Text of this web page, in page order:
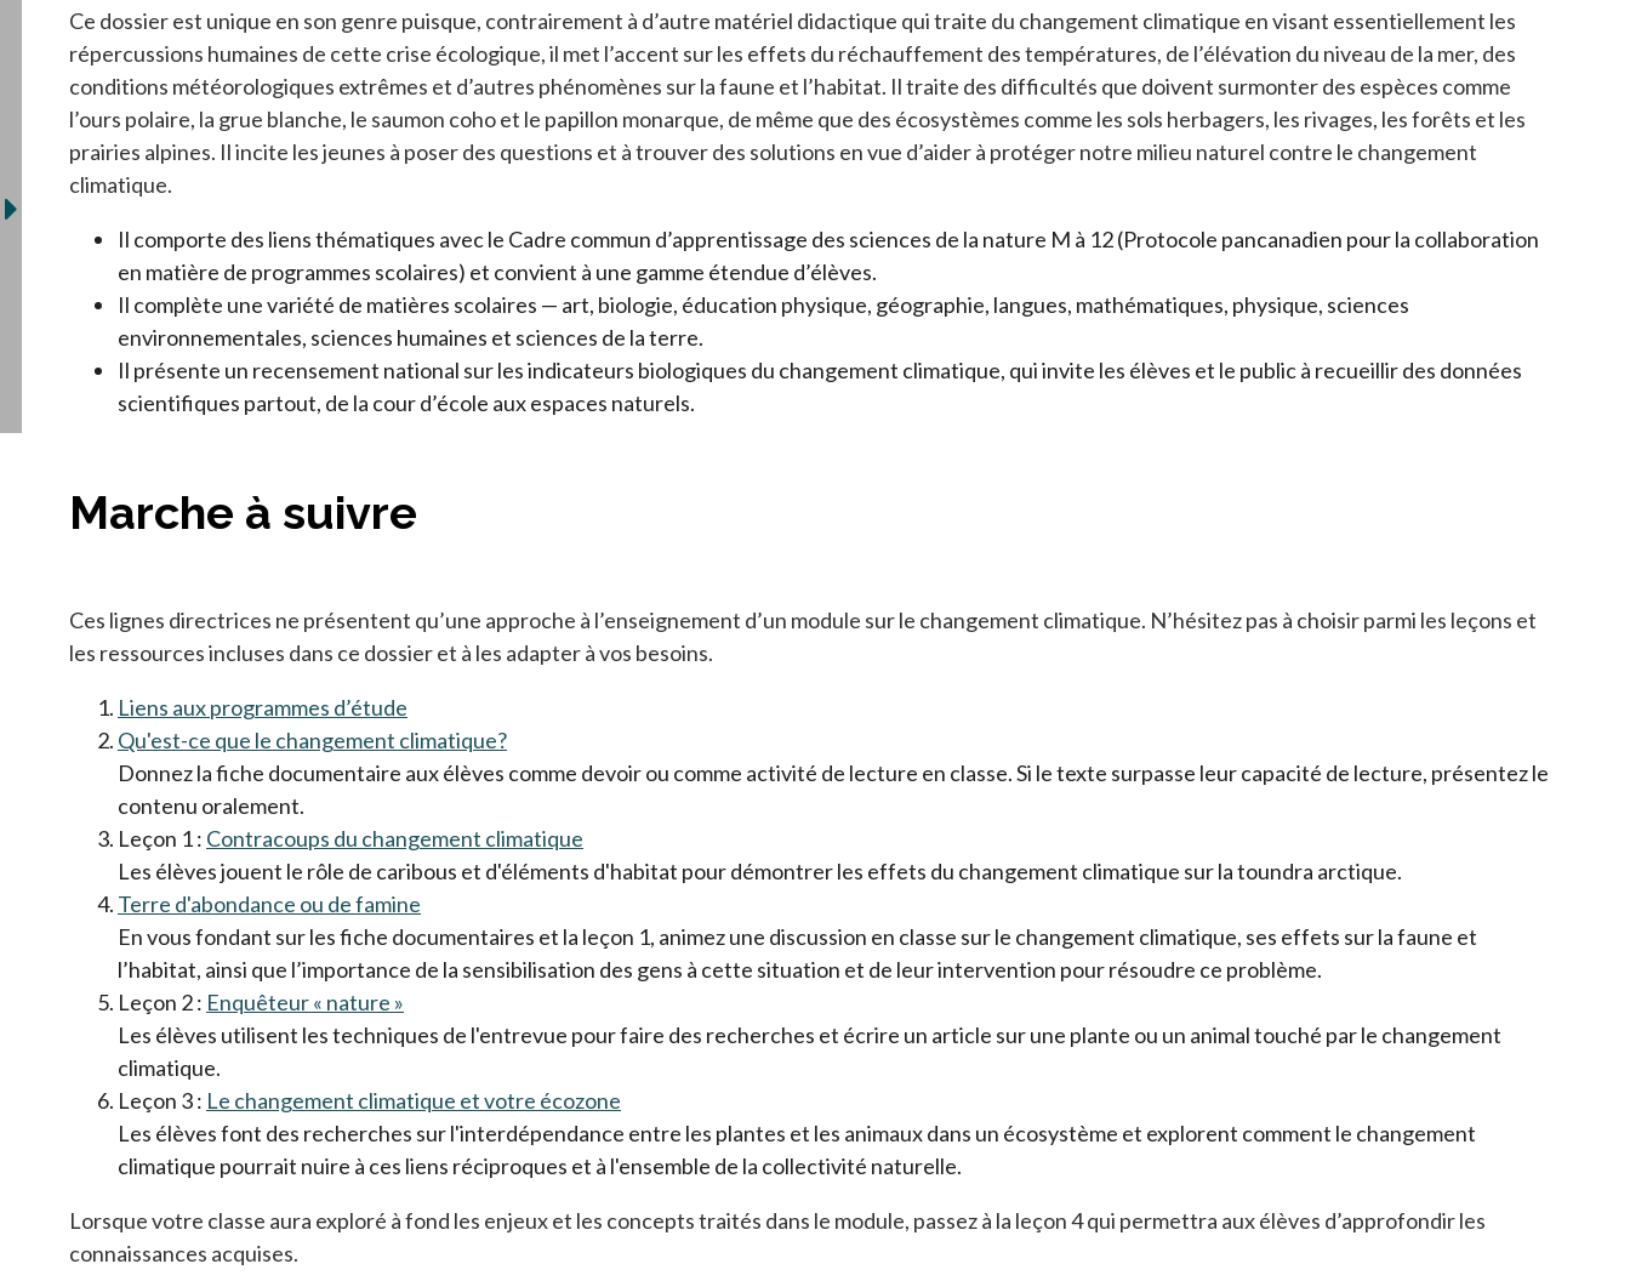
Ce dossier est unique en son genre puisque, contrairement à d’autre matériel didactique qui traite du changement climatique en visant essentiellement les
répercussions humaines de cette crise écologique, il met l’accent sur les effets du réchauffement des températures, de l’élévation du niveau de la mer, des
conditions météorologiques extrêmes et d’autres phénomènes sur la faune et l’habitat. Il traite des difficultés que doivent surmonter des espèces comme
l’ours polaire, la grue blanche, le saumon coho et le papillon monarque, de même que des écosystèmes comme les sols herbagers, les rivages, les forêts et les
prairies alpines. Il incite les jeunes à poser des questions et à trouver des solutions en vue d’aider à protéger notre milieu naturel contre le changement
climatique.
Il comporte des liens thématiques avec le Cadre commun d’apprentissage des sciences de la nature M à 12 (Protocole pancanadien pour la collaboration
en matière de programmes scolaires) et convient à une gamme étendue d’élèves.
Il complète une variété de matières scolaires — art, biologie, éducation physique, géographie, langues, mathématiques, physique, sciences
environnementales, sciences humaines et sciences de la terre.
Il présente un recensement national sur les indicateurs biologiques du changement climatique, qui invite les élèves et le public à recueillir des données
scientifiques partout, de la cour d’école aux espaces naturels.
Marche à suivre
Ces lignes directrices ne présentent qu’une approche à l’enseignement d’un module sur le changement climatique. N’hésitez pas à choisir parmi les leçons et
les ressources incluses dans ce dossier et à les adapter à vos besoins.
Liens aux programmes d’étude
Qu'est-ce que le changement climatique?
Donnez la fiche documentaire aux élèves comme devoir ou comme activité de lecture en classe. Si le texte surpasse leur capacité de lecture, présentez le
contenu oralement.
Leçon 1 : Contracoups du changement climatique
Les élèves jouent le rôle de caribous et d'éléments d'habitat pour démontrer les effets du changement climatique sur la toundra arctique.
Terre d'abondance ou de famine
En vous fondant sur les fiche documentaires et la leçon 1, animez une discussion en classe sur le changement climatique, ses effets sur la faune et
l’habitat, ainsi que l’importance de la sensibilisation des gens à cette situation et de leur intervention pour résoudre ce problème.
Leçon 2 : Enquêteur « nature »
Les élèves utilisent les techniques de l'entrevue pour faire des recherches et écrire un article sur une plante ou un animal touché par le changement
climatique.
Leçon 3 : Le changement climatique et votre écozone
Les élèves font des recherches sur l'interdépendance entre les plantes et les animaux dans un écosystème et explorent comment le changement
climatique pourrait nuire à ces liens réciproques et à l'ensemble de la collectivité naturelle.
Lorsque votre classe aura exploré à fond les enjeux et les concepts traités dans le module, passez à la leçon 4 qui permettra aux élèves d’approfondir les
connaissances acquises.